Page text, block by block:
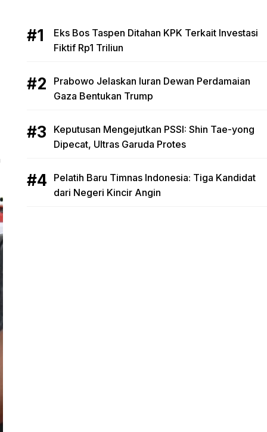
Eks Bos Taspen Ditahan KPK Terkait Investasi
Fiktif Rp1 Triliun
Prabowo Jelaskan Iuran Dewan Perdamaian
Gaza Bentukan Trump
Keputusan Mengejutkan PSSI: Shin Tae-yong
Dipecat, Ultras Garuda Protes
Pelatih Baru Timnas Indonesia: Tiga Kandidat
dari Negeri Kincir Angin